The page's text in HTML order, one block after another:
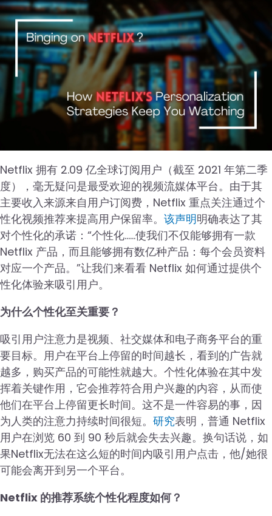
Netflix 拥有 2.09 亿全球订阅用户（截至 2021 年第二季
度），毫无疑问是最受欢迎的视频流媒体平台。由于其
主要收入来源来自用户订阅费，Netflix 重点关注通过个
性化视频推荐来提高用户保留率。 该声明明确表达了其
对个性化的承诺：“个性化……使我们不仅能够拥有一款
Netflix 产品，而且能够拥有数亿种产品：每个会员资料
对应一个产品。”让我们来看看 Netflix 如何通过提供个
性化体验来吸引用户。
为什么个性化至关重要？
吸引用户注意力是视频、社交媒体和电子商务平台的重
要目标。用户在平台上停留的时间越长，看到的广告就
越多，购买产品的可能性就越大。个性化体验在其中发
挥着关键作用，它会推荐符合用户兴趣的内容，从而使
他们在平台上停留更长时间。这不是一件容易的事，因
为人类的注意力持续时间很短。 研究表明，普通 Netflix
用户在浏览 60 到 90 秒后就会失去兴趣。换句话说，如
果Netflix无法在这么短的时间内吸引用户点击，他/她很
可能会离开到另一个平台。
Netflix 的推荐系统个性化程度如何？